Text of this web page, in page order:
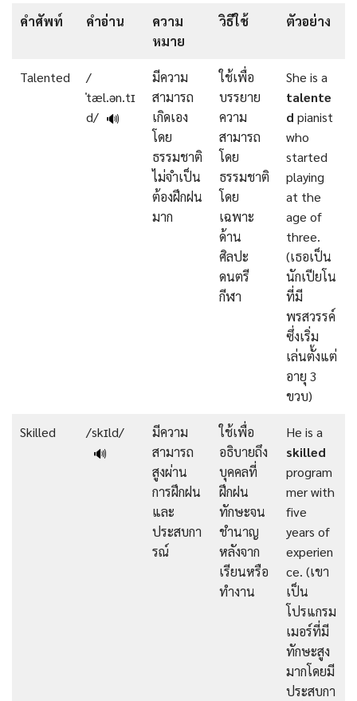
คำศัพท์ คำอ่าน
ความ
หมาย
วิธีใช้ ตัวอย่าง
Talented
/
ˈtæl.ən.tɪ
d/ 🔊
มีความ
สามารถ
เกิดเอง
โดย
ธรรมชาติ
ไม่จำเป็น
ต้องฝึกฝน
มาก
ใช้เพื่อ
บรรยาย
ความ
สามารถ
โดย
ธรรมชาติ
โดย
เฉพาะ
ด้าน
ศิลปะ
ดนตรี
กีฬา
She is a
talente
d pianist
who
started
playing
at the
age of
three.
(เธอเป็น
นักเปียโน
ที่มี
พรสวรรค์
ซึ่งเริ่ม
เล่นตั้งแต่
อายุ 3
ขวบ)
Skilled
/skɪld/
🔊
มีความ
สามารถ
สูงผ่าน
การฝึกฝน
และ
ประสบกา
รณ์
ใช้เพื่อ
อธิบายถึง
บุคคลที่
ฝึกฝน
ทักษะจน
ชำนาญ
หลังจาก
เรียนหรือ
ทำงาน
He is a
skilled
program
mer with
five
years of
experien
ce. (เขา
เป็น
โปรแกรม
เมอร์ที่มี
ทักษะสูง
มากโดยมี
ประสบกา